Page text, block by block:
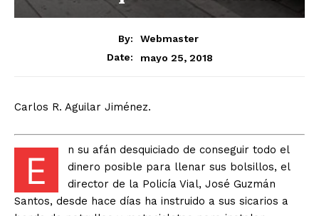
By:
Webmaster
Date:
mayo 25, 2018
Carlos R. Aguilar Jiménez.
E
n su afán desquiciado de conseguir todo el
dinero posible para llenar sus bolsillos, el
director de la Policía Vial, José Guzmán
Santos, desde hace días ha instruido a sus sicarios a